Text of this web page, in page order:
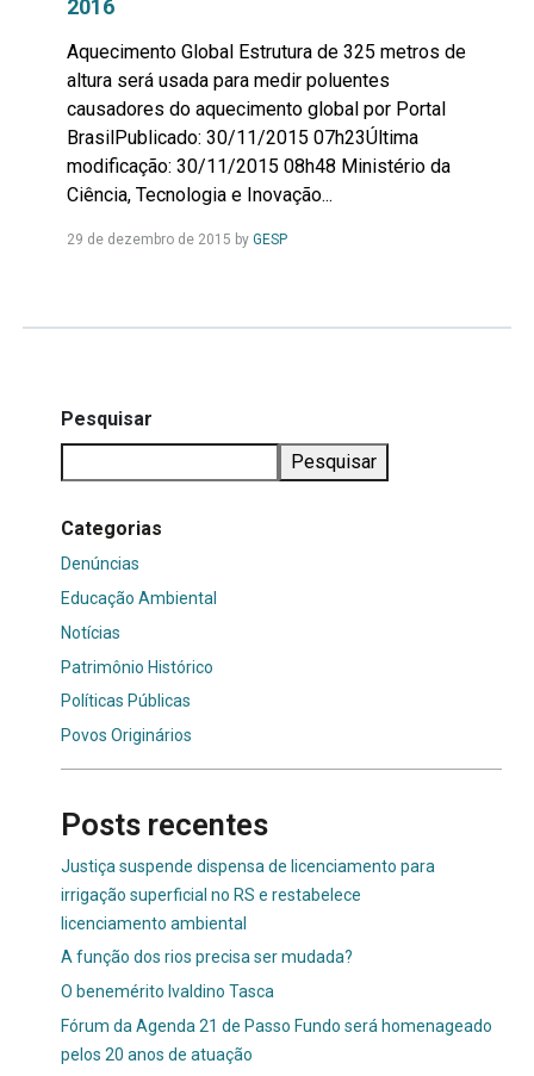
2016
Aquecimento Global Estrutura de 325 metros de
altura será usada para medir poluentes
causadores do aquecimento global por Portal
BrasilPublicado: 30/11/2015 07h23Última
modificação: 30/11/2015 08h48 Ministério da
Ciência, Tecnologia e Inovação...
29 de dezembro de 2015 by GESPLeia
Pesquisar
Pesquisar
Categorias
Denúncias
Educação Ambiental
Notícias
Patrimônio Histórico
Políticas Públicas
Povos Originários
Posts recentes
Justiça suspende dispensa de licenciamento para
irrigação superficial no RS e restabelece
licenciamento ambiental
A função dos rios precisa ser mudada?
O benemérito Ivaldino Tasca
Fórum da Agenda 21 de Passo Fundo será homenageado
pelos 20 anos de atuação